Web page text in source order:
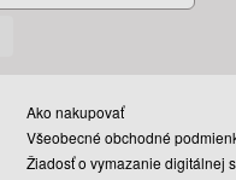
Ako nakupovať
Všeobecné obchodné
Žiadosť o vymazanie digitálnej